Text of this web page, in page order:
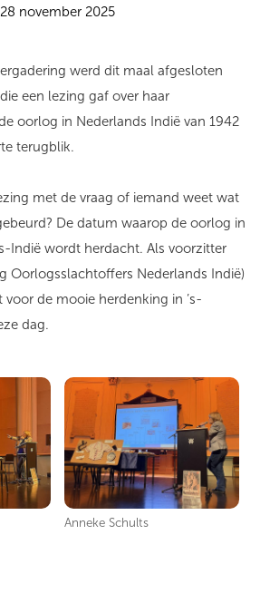
28 november 2025
werd dit maal afgesloten
een lezing gaf over haar
oorlog in Nederlands Indië van 1942
terugblik.
met de vraag of iemand weet wat
De datum waarop de oorlog in
Indië wordt herdacht. Als voorzitter
Oorlogsslachtoffers Nederlands Indië)
de mooie herdenking in ’s-
dag.
Anneke Schults